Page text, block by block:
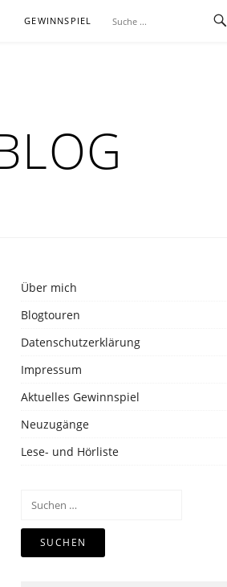
GEWINNSPIEL
Über mich
Blogtouren
Datenschutzerklärung
Impressum
Aktuelles Gewinnspiel
Neuzugänge
Lese- und Hörliste
Suchen